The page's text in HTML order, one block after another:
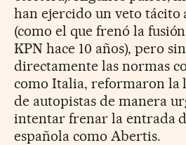
han ejercido un veto
(como el que frenó la
KPN hace 10 años), pero
directamente las normas
como Italia, reformaron la
de autopistas de manera
intentar frenar la entrada
española como Abertis.